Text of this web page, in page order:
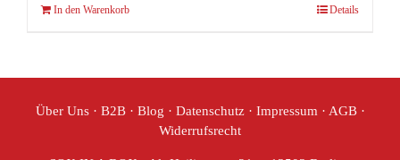
In den Warenkorb Details
Über Uns· B2B· Blog · Datenschutz· Impressum · AGB·
Widerrufsrecht